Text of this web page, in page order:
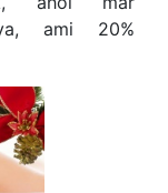
ami 20%